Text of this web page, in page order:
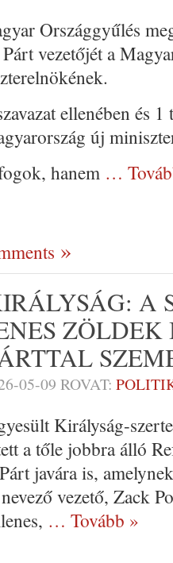
Országgyűlés
vezetőjét a
ellenében és
új
hanem …
A
ZÖLDEK
05-09 ROVAT:
Királyság-
a tőle jobbra álló
javára is,
vezető, Zack
… Tovább »